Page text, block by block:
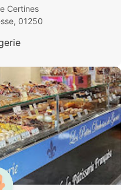
Certines
01250